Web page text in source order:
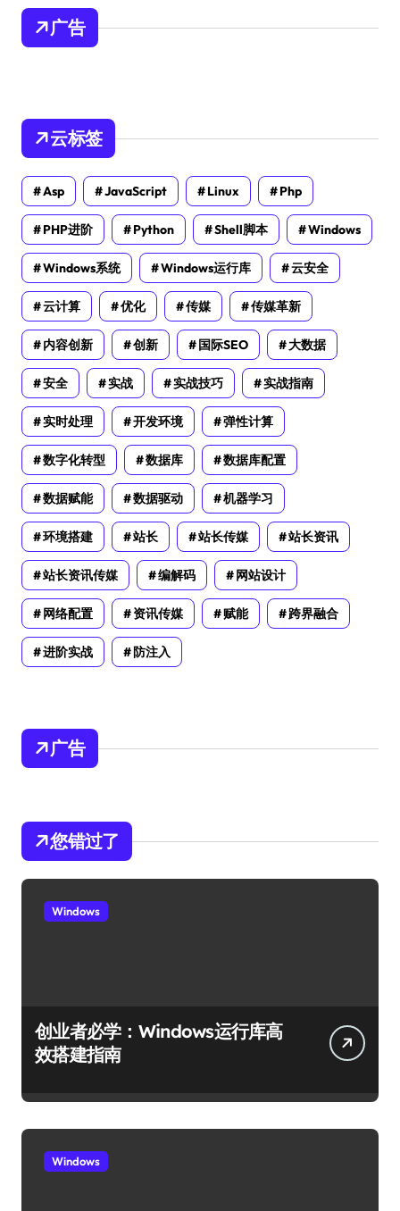
广告
云标签
Asp JavaScript Linux Php
PHP进阶 Python Shell脚本 Windows
Windows系统 Windows运行库 云安全
云计算 优化 传媒 传媒革新
内容创新 创新 国际SEO 大数据
安全 实战 实战技巧 实战指南
实时处理 开发环境 弹性计算
数字化转型 数据库 数据库配置
数据赋能 数据驱动 机器学习
环境搭建 站长 站长传媒 站长资讯
站长资讯传媒 编解码 网站设计
网络配置 资讯传媒 赋能 跨界融合
进阶实战 防注入
广告
您错过了
Windows
创业者必学：Windows运行库高
效搭建指南
Windows